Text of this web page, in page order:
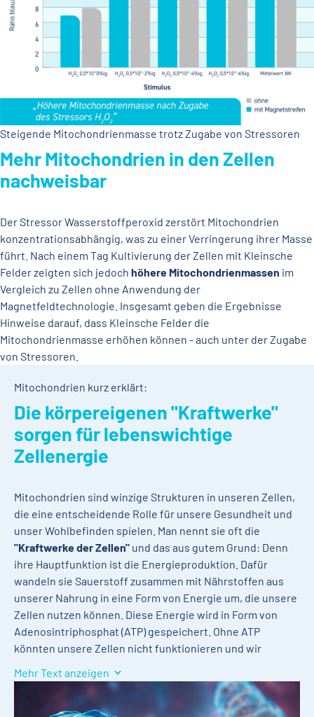
Steigende Mitochondrienmasse trotz Zugabe von Stressoren
Mehr Mitochondrien in den Zellen
nachweisbar
Der Stressor Wasserstoffperoxid zerstört Mitochondrien
konzentrationsabhängig, was zu einer Verringerung ihrer Masse
führt. Nach einem Tag Kultivierung der Zellen mit Kleinsche
Felder zeigten sich jedoch höhere Mitochondrienmassen im
Vergleich zu Zellen ohne Anwendung der
Magnetfeldtechnologie. Insgesamt geben die Ergebnisse
Hinweise darauf, dass Kleinsche Felder die
Mitochondrienmasse erhöhen können - auch unter der Zugabe
von Stressoren.
Mitochondrien kurz erklärt:
Die körpereigenen "Kraftwerke"
sorgen für lebenswichtige
Zellenergie
Mitochondrien sind winzige Strukturen in unseren Zellen,
die eine entscheidende Rolle für unsere Gesundheit und
unser Wohlbefinden spielen. Man nennt sie oft die
"Kraftwerke der Zellen" und das aus gutem Grund: Denn
ihre Hauptfunktion ist die Energieproduktion. Dafür
wandeln sie Sauerstoff zusammen mit Nährstoffen aus
unserer Nahrung in eine Form von Energie um, die unsere
Zellen nutzen können. Diese Energie wird in Form von
Adenosintriphosphat (ATP) gespeichert. Ohne ATP
könnten unsere Zellen nicht funktionieren und wir
ausführen. Für unsere Gesundheit sind sie unverzichtbar:
Energieproduktion:
Mitochondrien liefern die
Mehr Text anzeigen